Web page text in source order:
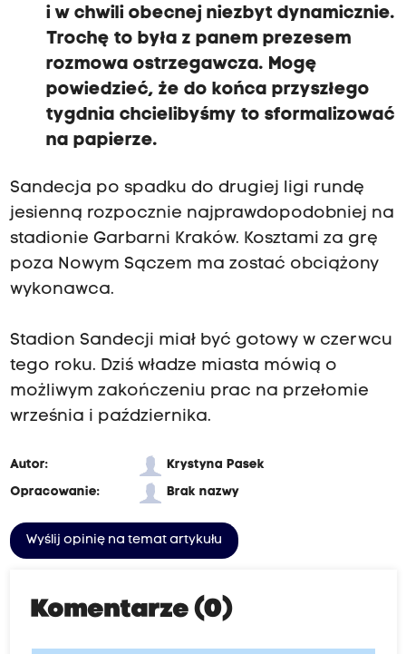
i w chwili obecnej niezbyt dynamicznie.
Trochę to była z panem prezesem
rozmowa ostrzegawcza. Mogę
powiedzieć, że do końca przyszłego
tygdnia chcielibyśmy to sformalizować
na papierze.
Sandecja po spadku do drugiej ligi rundę
jesienną rozpocznie najprawdopodobniej na
stadionie Garbarni Kraków. Kosztami za grę
poza Nowym Sączem ma zostać obciążony
wykonawca.
Stadion Sandecji miał być gotowy w czerwcu
tego roku. Dziś władze miasta mówią o
możliwym zakończeniu prac na przełomie
września i października.
Autor:
Krystyna Pasek
Opracowanie:
Brak nazwy
Wyślij opinię na temat artykułu
Komentarze (0)